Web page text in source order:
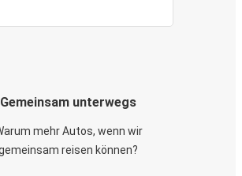
Gemeinsam unterwegs
mehr Autos, wenn wir
reisen können?